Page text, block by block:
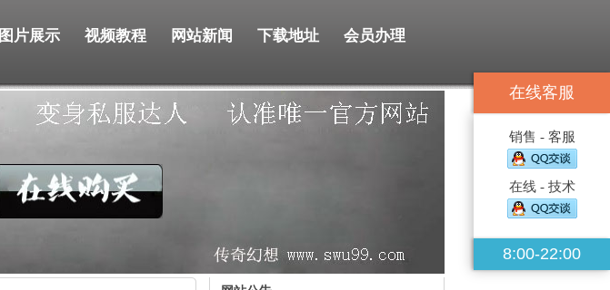
图片展示 视频教程 网站新闻 下载地址 会员办理
在线客服
销售 - 客服
在线 - 技术
8:00-22:00